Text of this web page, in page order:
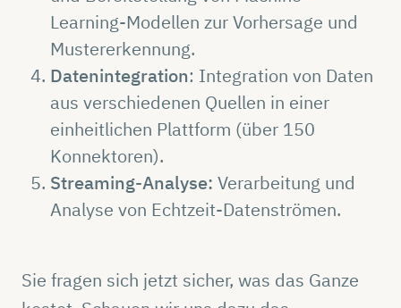
Learning-Modellen zur Vorhersage und
Mustererkennung.
Datenintegration: Integration von Daten
aus verschiedenen Quellen in einer
einheitlichen Plattform (über 150
Konnektoren).
Streaming-Analyse: Verarbeitung und
Analyse von Echtzeit-Datenströmen.
Sie fragen sich jetzt sicher, was das Ganze